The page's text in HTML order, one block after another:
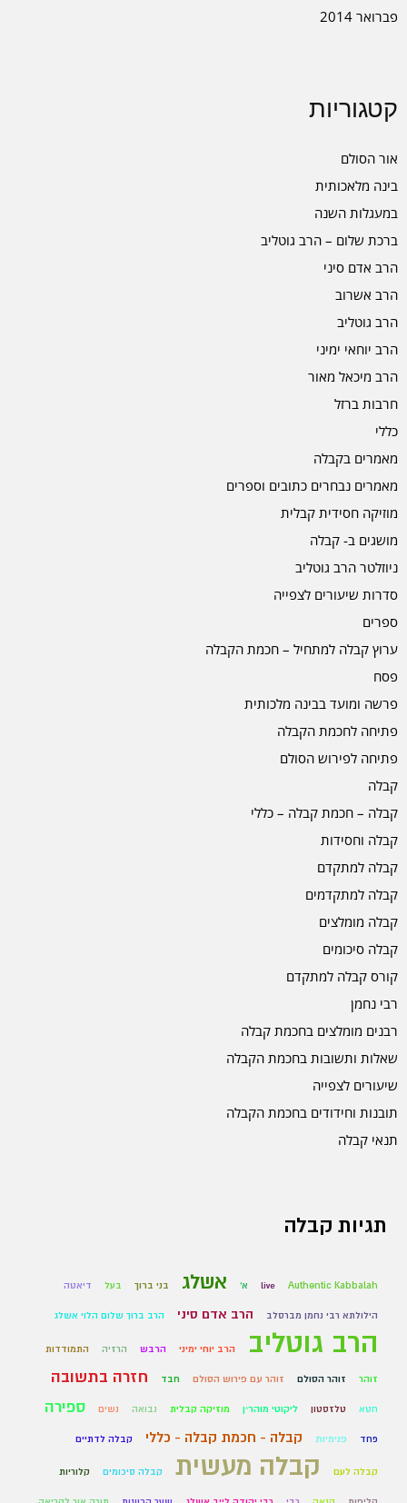
פברואר 2014
קטגוריות
אור הסולם
בינה מלאכותית
במעגלות השנה
ברכת שלום – הרב גוטליב
הרב אדם סיני
הרב אשרוב
הרב גוטליב
הרב יוחאי ימיני
הרב מיכאל מאור
חרבות ברזל
כללי
מאמרים בקבלה
מאמרים נבחרים כתובים וספרים
מוזיקה חסידית קבלית
מושגים ב- קבלה
ניוזלטר הרב גוטליב
סדרות שיעורים לצפייה
ספרים
ערוץ קבלה למתחיל – חכמת הקבלה
פסח
פרשה ומועד בבינה מלכותית
פתיחה לחכמת הקבלה
פתיחה לפירוש הסולם
קבלה
קבלה – חכמת קבלה – כללי
קבלה וחסידות
קבלה למתקדם
קבלה למתקדמים
קבלה מומלצים
קבלה סיכומים
קורס קבלה למתקדם
רבי נחמן
רבנים מומלצים בחכמת קבלה
שאלות ותשובות בחכמת הקבלה
שיעורים לצפייה
תובנות וחידודים בחכמת הקבלה
תנאי קבלה
תגיות קבלה
Authentic Kabbalah
live א' אשלג בני ברוך בעל דיאטה
הילולתא רבי נחמן מברסלב הרב אדם סיני הרב ברוך שלום הלוי אשלג
הרב גוטליב הרב יוחי ימיני הרבש הרזיה התמודדות
זוהר זוהר הסולם זוהר עם פירוש הסולם חבד חזרה בתשובה
חטא טלזסטון ליקוטי מוהר״ן מוזיקה קבלית נבואה נשים ספירה
פחד פנימיות קבלה - חכמת קבלה - כללי קבלה לדתיים
קבלה לעם קבלה מעשית קבלה סיכומים קלוריות